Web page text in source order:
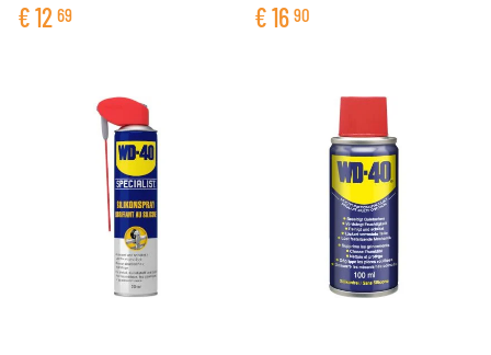
€12 69 €16 90